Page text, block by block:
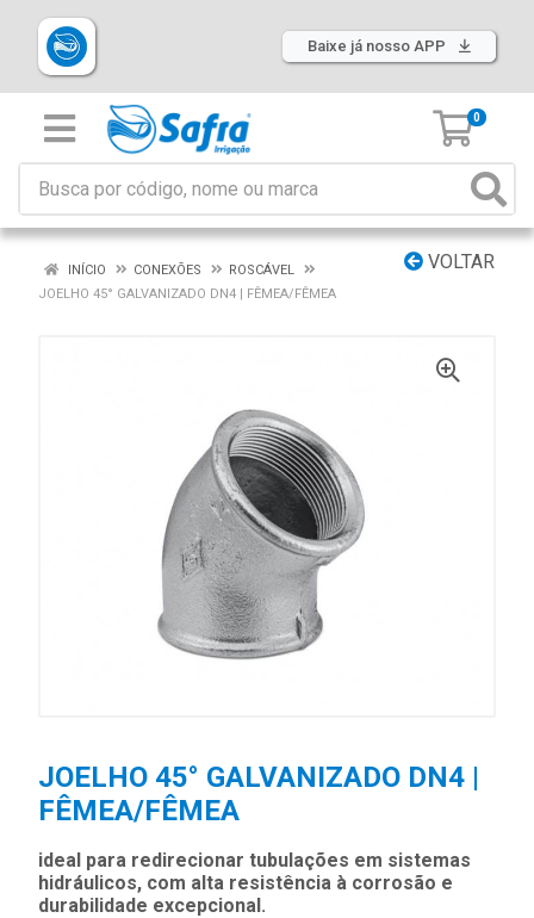
Baixe já nosso APP
0
VOLTAR
INÍCIO CONEXÕES
ROSCÁVEL
JOELHO 45° GALVANIZADO DN4 | FÊMEA/FÊMEA
JOELHO 45° GALVANIZADO DN4 |
FÊMEA/FÊMEA
ideal para redirecionar tubulações em sistemas
hidráulicos, com alta resistência à corrosão e
durabilidade excepcional.